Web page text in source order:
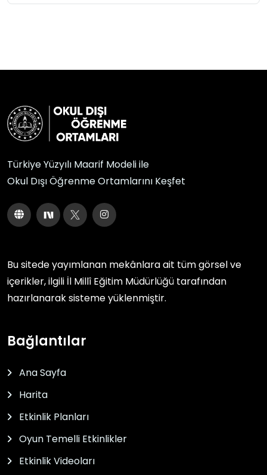
Türkiye Yüzyılı Maarif Modeli ile
Okul Dışı Öğrenme Ortamlarını Keşfet
Bu sitede yayımlanan mekânlara ait tüm görsel ve
içerikler, ilgili İl Millî Eğitim Müdürlüğü tarafından
hazırlanarak sisteme yüklenmiştir.
Bağlantılar
Ana Sayfa
Harita
Etkinlik Planları
Oyun Temelli Etkinlikler
Etkinlik Videoları